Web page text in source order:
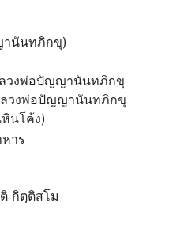
านันทภิกขุ)
วงพ่อปัญญานันทภิกขุ
วงพ่อปัญญานันทภิกขุ
นโค้ง)
าร
กิตฺติสโม